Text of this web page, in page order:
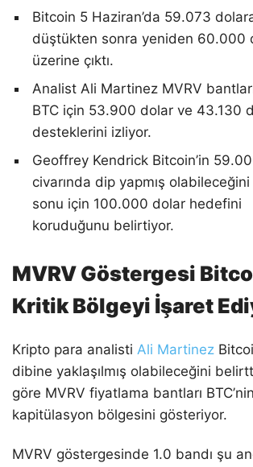
Bitcoin 5 Haziran’da 59.073
düştükten sonra yeniden 60.000
üzerine çıktı.
Analist Ali Martinez MVRV
BTC için 53.900 dolar ve 43.130
desteklerini izliyor.
Geoffrey Kendrick Bitcoin’in
civarında dip yapmış olabileceğini
sonu için 100.000 dolar hedefini
koruduğunu belirtiyor.
MVRV Göstergesi
Kritik Bölgeyi İşaret
Kripto para analisti Ali Martinez
dibine yaklaşılmış olabileceğini
göre MVRV fiyatlama bantları
kapitülasyon bölgesini gösteriyor.
MVRV göstergesinde 1.0 bandı şu